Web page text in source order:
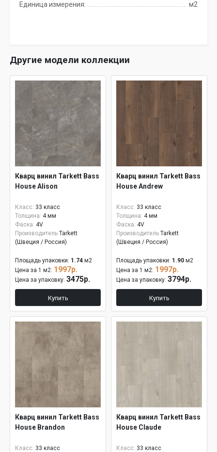
Единица измерения:
м2
Другие модели коллекции
Кварц винил Tarkett Bass
House Alison
Класс: 33 класс
Толщина: 4 мм
Фаска: 4V
Производитель Tarkett
(Швеция / Россия)
Площадь упаковки: 1.74 м2
Цена за 1 м2: 1997р.
Цена за упаковку: 3475р.
Купить
Кварц винил Tarkett Bass
House Andrew
Класс: 33 класс
Толщина: 4 мм
Фаска: 4V
Производитель Tarkett
(Швеция / Россия)
Площадь упаковки: 1.90 м2
Цена за 1 м2: 1997р.
Цена за упаковку: 3794р.
Купить
Кварц винил Tarkett Bass
House Brandon
Класс: 33 класс
Кварц винил Tarkett Bass
House Claude
Класс: 33 класс